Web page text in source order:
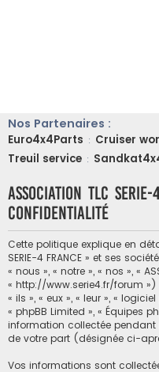
Nos Partenaires :
Euro4x4Parts : Cruiser
Treuil service :
ASSOCIATION TLC
confidentialité
Cette politique explique en
SERIE-4 FRANCE » et ses
« nous », « notre », « nos », «
« http://www.serie4.fr/forum
« ils », « eux », « leur », «
« phpBB Limited », « Équipes
information collectée pendant
de votre part (désignée ci-
Vos informations sont